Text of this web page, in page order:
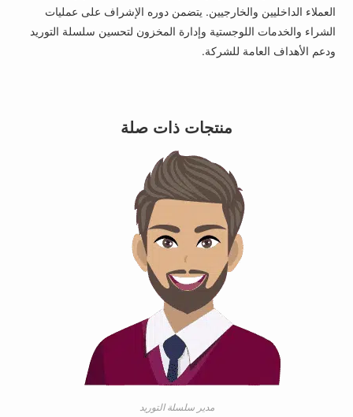
العملاء الداخليين والخارجيين. يتضمن دوره الإشراف على عمليات
الشراء والخدمات اللوجستية وإدارة المخزون لتحسين سلسلة التوريد
ودعم الأهداف العامة للشركة.
منتجات ذات صلة
مدير سلسلة التوريد